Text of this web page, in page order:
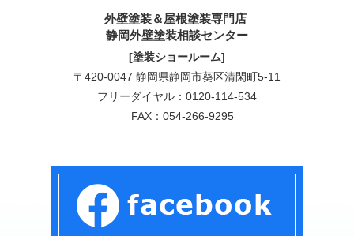
外壁塗装＆屋根塗装専門店
静岡外壁塗装相談センター
[塗装ショールーム]
〒420-0047 静岡県静岡市葵区清閑町5-11
フリーダイヤル： 0120-114-534
FAX：054-266-9295